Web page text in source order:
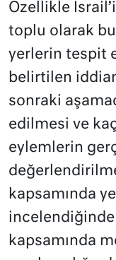
Özellikle
toplu olarak
yerlerin tespit
belirtilen
sonraki
edilmesi ve
eylemlerin
kapsamında
kapsamında